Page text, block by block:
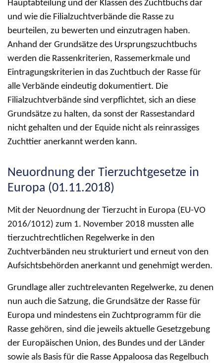
Hauptabteilung und der Klassen des Zuchtbuchs dar
und wie die Filialzuchtverbände die Rasse zu
beurteilen, zu bewerten und einzutragen haben.
Anhand der Grundsätze des Ursprungszuchtbuchs
werden die Rassenkriterien, Rassemerkmale und
Eintragungskriterien in das Zuchtbuch der Rasse für
alle Verbände eindeutig dokumentiert. Die
Filialzuchtverbände sind verpflichtet, sich an diese
Grundsätze zu halten, da sonst der Rassestandard
nicht gehalten und der Equide nicht als reinrassiges
Zuchttier anerkannt werden kann.
Neuordnung der Tierzuchtgesetze in
Europa (01.11.2018)
Mit der Neuordnung der Tierzucht in Europa (EU-VO
2016/1012) zum 1. November 2018 mussten alle
tierzuchtrechtlichen Regelwerke in den
Zuchtverbänden neu strukturiert und erneut von den
Aufsichtsbehörden anerkannt und genehmigt werden.
Grundlage aller zuchtrelevanten Regelwerke, zu denen
nun auch die Satzung, die Grundsätze der Rasse für
Europa und mindestens ein Zuchtprogramm für die
Rasse gehören, sind die jeweils aktuelle Gesetzgebung
der Europäischen Union, des Bundes und der Länder
sowie als Basis für die Rasse Appaloosa das Regelbuch